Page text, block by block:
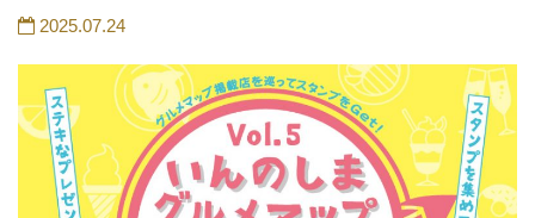
2025.07.24